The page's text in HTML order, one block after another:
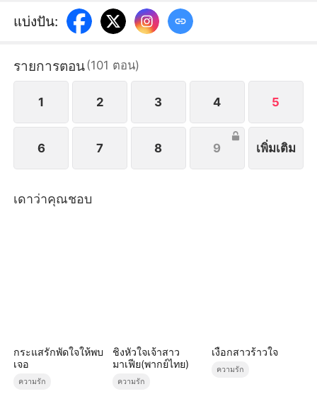
รู้ตัวว่ารักเขา แต่กฤตภาสได้ก้าวเดินต่อไปแล้ว ไม่หวน
แบ่งปัน:
รายการตอน(101 ตอน)
1 2 3 4 5
6 7 8 9 เพิ่มเติม
เดาว่าคุณชอบ
กระแสรักพัดใจให้พบ
เจอ
ความรัก
ชิงหัวใจเจ้าสาว
มาเฟีย(พากย์ไทย)
ความรัก
เงือกสาวร้าวใจ
ความรัก